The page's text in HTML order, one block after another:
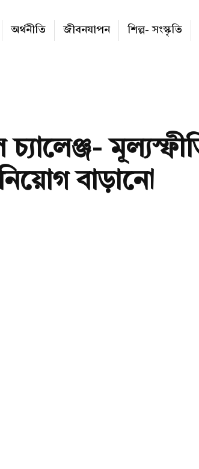
অর্থনীতি জীবনযাপন শিল্প- সংস্কৃতি
বাড়ানো